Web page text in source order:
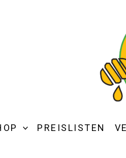
PREISLISTEN